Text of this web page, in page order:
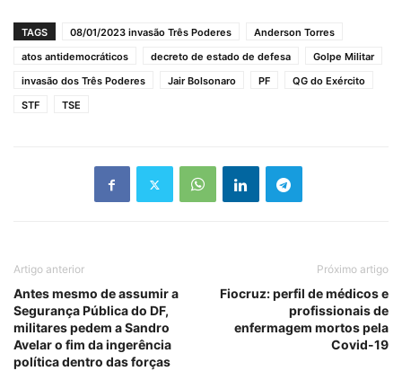
TAGS 08/01/2023 invasão Três Poderes
Anderson Torres
atos antidemocráticos
decreto de estado de defesa
Golpe Militar
invasão dos Três Poderes
Jair Bolsonaro PF
QG do Exército
STF
TSE
Artigo anterior
Antes mesmo de assumir a
Segurança Pública do DF,
militares pedem a Sandro
Avelar o fim da ingerência
política dentro das forças
Próximo artigo
Fiocruz: perfil de médicos e
profissionais de
enfermagem mortos pela
Covid-19